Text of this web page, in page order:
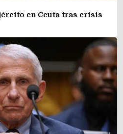
en Ceuta tras crisis